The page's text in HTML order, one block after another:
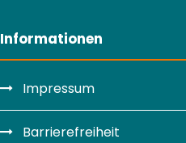
Informationen
Impressum
Barrierefreiheit